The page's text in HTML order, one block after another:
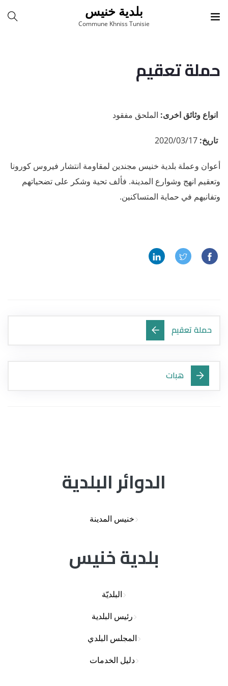
بلدية خنيس
Commune Khniss Tunisie
حملة تعقيم
انواع وثائق اخرى: الملحق مفقود
تاريخ:
2020/03/17
أعوان وعملة بلدية خنيس مجندين لمقاومة انتشار فيروس كورونا
وتعقيم انهج وشوارع المدينة. فألف تحية وشكر على تضحياتهم
وتفانيهم في حماية المتساكنين.
حملة تعقيم
هبات
الدوائر البلدية
خنيس المدينة
بلدية خنيس
البلديّة
رئيس البلدية
المجلس البلدي
دليل الخدمات